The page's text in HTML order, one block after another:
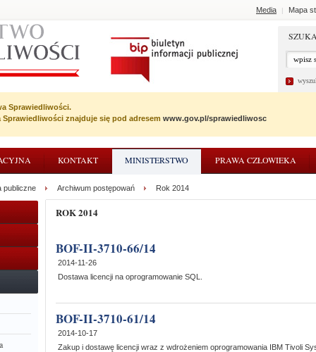
Media | Mapa
Sprawiedliwości.
znajduje się pod adresem www.gov.pl/sprawiedliwosc
KONTAKT MINISTERSTWO PRAWA CZŁOWIEKA
publiczne Archiwum postępowań Rok 2014
ROK 2014
BOF-II-3710-66/14
2014-11-26
Dostawa licencji na oprogramowanie SQL.
BOF-II-3710-61/14
2014-10-17
Zakup i dostawę licencji wraz z wdrożeniem oprogramowania IBM Tivoli